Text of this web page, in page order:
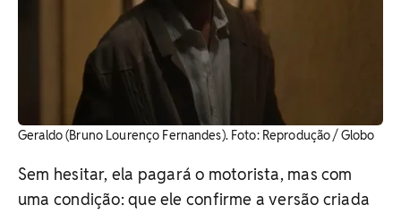
Geraldo (Bruno Lourenço Fernandes). ​Foto: Reprodução / Globo
Sem hesitar, ela pagará o motorista, mas com
uma condição: que ele confirme a versão criada